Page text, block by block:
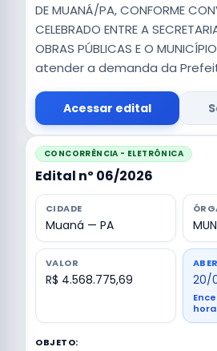
DE MUANÁ/PA, CONFORME
CELEBRADO ENTRE A
OBRAS PÚBLICAS E O
atender a demanda da
Acessar edital
CONCORRÊNCIA - ELETRÔNICA
Edital nº 06/2026
CIDADE
Muaná — PA
VALOR
R$ 4.568.775,69 20/
OBJETO: